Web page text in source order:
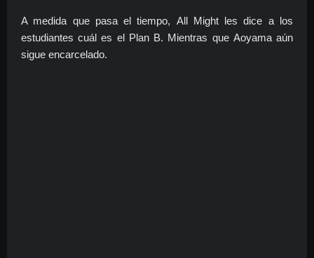
A medida que pasa el tiempo, All Might les dice a los
estudiantes cuál es el Plan B. Mientras que Aoyama aún
sigue encarcelado.